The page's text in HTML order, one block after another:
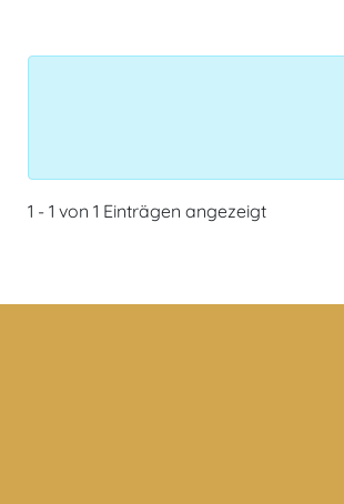
1 - 1 von 1 Einträgen angezeigt